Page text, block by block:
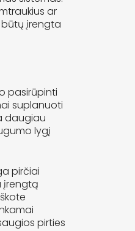
ar
būtų įrengta
pasirūpinti
suplanuoti
daugiau
lygį
pirčiai
įrengtą
pirties